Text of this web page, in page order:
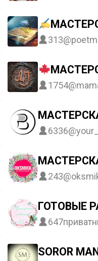
313
1754
6336
243
ГОТОВЫЕ
647
SOROR